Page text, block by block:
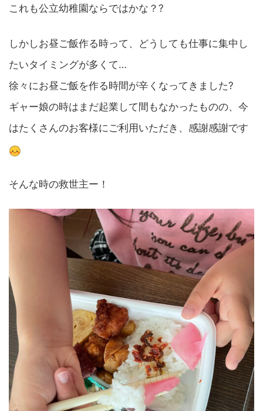
これも公立幼稚園ならではかな？?
しかしお昼ご飯作る時って、どうしても仕事に集中し
たいタイミングが多くて…
徐々にお昼ご飯を作る時間が辛くなってきました?
ギャー娘の時はまだ起業して間もなかったものの、今
はたくさんのお客様にご利用いただき、感謝感謝です
そんな時の救世主ー！